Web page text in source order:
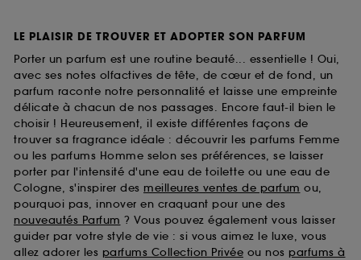
LE PLAISIR DE TROUVER ET ADOPTER SON PARFUM
Porter un parfum est une routine beauté... essentielle ! Oui,
avec ses notes olfactives de tête, de cœur et de fond, un
parfum raconte notre personnalité et laisse une empreinte
délicate à chacun de nos passages. Encore faut-il bien le
choisir ! Heureusement, il existe différentes façons de
trouver sa fragrance idéale : découvrir les parfums Femme
ou les parfums Homme selon ses préférences, se laisser
porter par l'intensité d'une eau de toilette ou une eau de
Cologne, s'inspirer des meilleures ventes de parfum ou,
pourquoi pas, innover en craquant pour une des
nouveautés Parfum ? Vous pouvez également vous laisser
guider par votre style de vie : si vous aimez le luxe, vous
allez adorer les parfums Collection Privée ou nos parfums à